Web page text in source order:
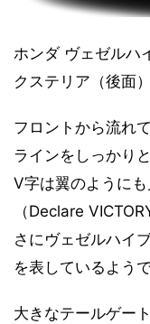
ホンダ ヴェゼルハ
クステリア（後面）
フロントから流れ
ラインをしっかり
V字は翼のように
（Declare
さにヴェゼルハイ
を表しているようで
大きなテールゲー